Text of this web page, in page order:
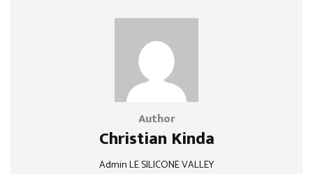
Author
Christian Kinda
Admin LE SILICONE VALLEY